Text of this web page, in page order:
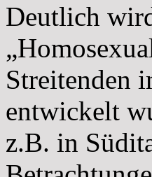
Deutlich
Streitenden
entwickelt
z.B. in